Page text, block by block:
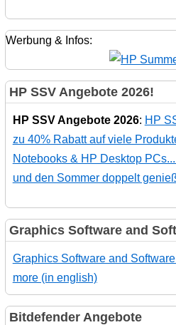
Werbung & Infos:
HP SSV Angebote 2026!
HP SSV Angebote 2026: HP
zu 40% Rabatt auf viele
Notebooks & HP Desktop
und den Sommer doppelt
Graphics Software and
Graphics Software and
more (in english)
Bitdefender Angebote